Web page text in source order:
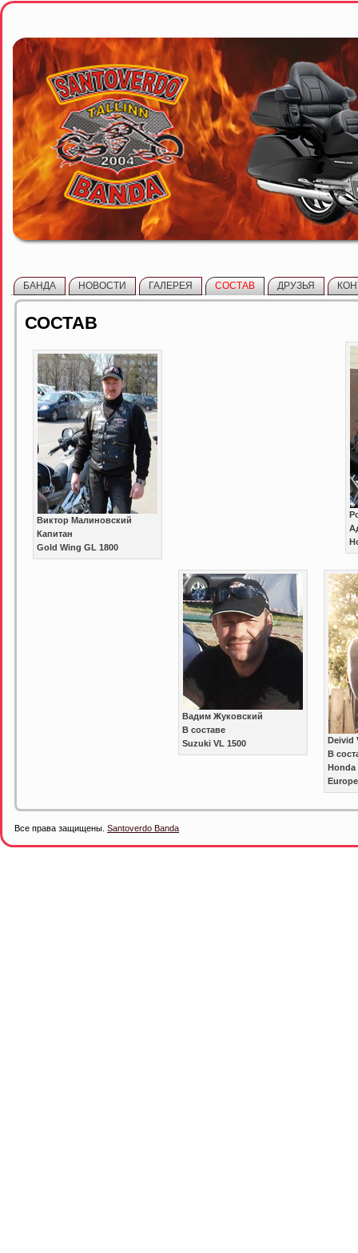
БАНДА НОВОСТИ ГАЛЕРЕЯ СОСТАВ ДРУЗЬЯ
СОСТАВ
Виктор Малиновский
Капитан
Gold Wing GL 1800
Вадим Жуковский
В составе
Suzuki VL 1500
Deivid
В
Honda
Все права защищены. Santoverdo Banda